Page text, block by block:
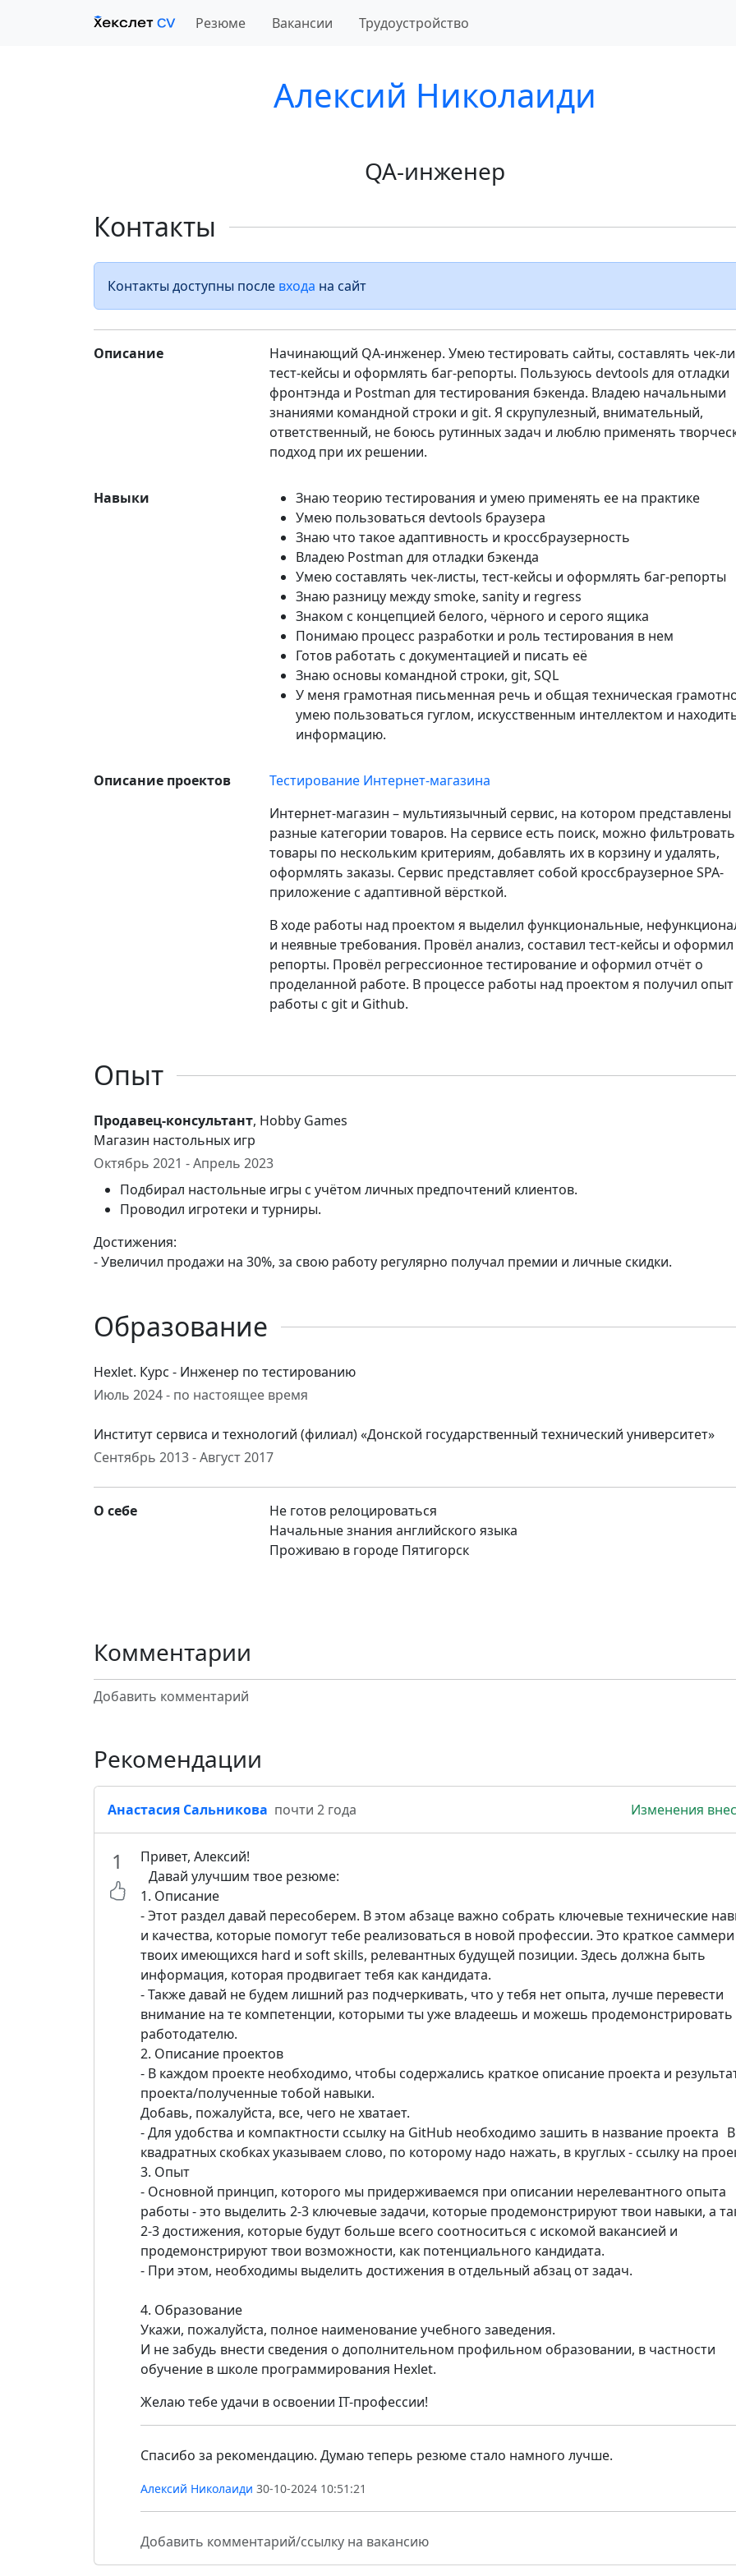
Резюме Вакансии Трудоустройство
Алексий Николаиди
QA-инженер
Контакты
Контакты доступны после входа на сайт
Описание
Начинающий QA-инженер. Умею тестировать сайты, составлять чек-
тест-кейсы и оформлять баг-репорты. Пользуюсь devtools для отладки
фронтэнда и Postman для тестирования бэкенда. Владею начальными
знаниями командной строки и git. Я скрупулезный, внимательный,
ответственный, не боюсь рутинных задач и люблю применять
подход при их решении.
Навыки
Знаю теорию тестирования и умею применять ее на практике
Умею пользоваться devtools браузера
Знаю что такое адаптивность и кроссбраузерность
Владею Postman для отладки бэкенда
Умею составлять чек-листы, тест-кейсы и оформлять баг-репорты
Знаю разницу между smoke, sanity и regress
Знаком с концепцией белого, чёрного и серого ящика
Понимаю процесс разработки и роль тестирования в нем
Готов работать с документацией и писать её
Знаю основы командной строки, git, SQL
У меня грамотная письменная речь и общая техническая
умею пользоваться гуглом, искусственным интеллектом и
информацию.
Описание проектов
Тестирование Интернет-магазина
Интернет-магазин – мультиязычный сервис, на котором представлены
разные категории товаров. На сервисе есть поиск, можно фильтровать
товары по нескольким критериям, добавлять их в корзину и удалять,
оформлять заказы. Сервис представляет собой кроссбраузерное SPA-
приложение с адаптивной вёрсткой.
В ходе работы над проектом я выделил функциональные,
и неявные требования. Провёл анализ, составил тест-кейсы и оформил
репорты. Провёл регрессионное тестирование и оформил отчёт о
проделанной работе. В процессе работы над проектом я получил опыт
работы с git и Github.
Опыт
Продавец-консультант, Hobby Games
Магазин настольных игр
Октябрь 2021 - Апрель 2023
Подбирал настольные игры с учётом личных предпочтений клиентов.
Проводил игротеки и турниры.
Достижения:
- Увеличил продажи на 30%, за свою работу регулярно получал премии и личные скидки.
Образование
Hexlet. Курс - Инженер по тестированию
Июль 2024 - по настоящее время
Институт сервиса и технологий (филиал) «Донской государственный технический университет»
Сентябрь 2013 - Август 2017
О себе
Не готов релоцироваться
Начальные знания английского языка
Проживаю в городе Пятигорск
Комментарии
Добавить комментарий
Рекомендации
Анастасия Сальникова почти 2 года Изменения
1
Привет, Алексий!
Давай улучшим твое резюме:
1. Описание
- Этот раздел давай пересоберем. В этом абзаце важно собрать ключевые технические
и качества, которые помогут тебе реализоваться в новой профессии. Это краткое саммери
твоих имеющихся hard и soft skills, релевантных будущей позиции. Здесь должна быть
информация, которая продвигает тебя как кандидата.
- Также давай не будем лишний раз подчеркивать, что у тебя нет опыта, лучше перевести
внимание на те компетенции, которыми ты уже владеешь и можешь продемонстрировать
работодателю.
2. Описание проектов
- В каждом проекте необходимо, чтобы содержались краткое описание проекта и
проекта/полученные тобой навыки.
Добавь, пожалуйста, все, чего не хватает.
- Для удобства и компактности ссылку на GitHub необходимо зашить в название проекта В
квадратных скобках указываем слово, по которому надо нажать, в круглых - ссылку на
3. Опыт
- Основной принцип, которого мы придерживаемся при описании нерелевантного опыта
работы - это выделить 2-3 ключевые задачи, которые продемонстрируют твои навыки, а
2-3 достижения, которые будут больше всего соотноситься с искомой вакансией и
продемонстрируют твои возможности, как потенциального кандидата.
- При этом, необходимы выделить достижения в отдельный абзац от задач.
4. Образование
Укажи, пожалуйста, полное наименование учебного заведения.
И не забудь внести сведения о дополнительном профильном образовании, в частности
обучение в школе программирования Hexlet.
Желаю тебе удачи в освоении IT-профессии!
Спасибо за рекомендацию. Думаю теперь резюме стало намного лучше.
Алексий Николаиди 30-10-2024 10:51:21
Добавить комментарий/ссылку на вакансию